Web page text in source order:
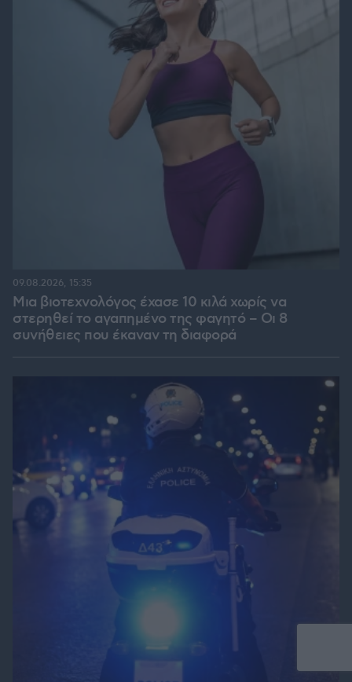
Μια βιοτεχνολόγος έχασε 10 κιλά χωρίς να
στερηθεί το αγαπημένο της φαγητό – Οι 8
συνήθειες που έκαναν τη διαφορά
09.08.2026, 15:35